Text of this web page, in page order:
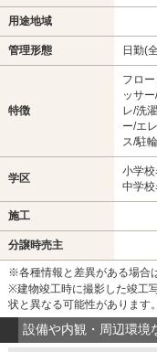
用途地域
管理形態 日勤(
特徴
フロ
ッサ
レ/洗
ー/エ
ス/駐
学区
小学
中学
施工
分譲時売主
※各種情報と差異がある場合
※建物竣工時に撮影した竣工
状と異なる可能性があります。
設備や内観・周辺環境